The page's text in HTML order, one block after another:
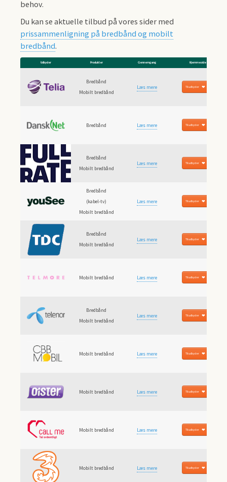
behov.
Du kan se aktuelle tilbud på vores sider med
prissammenligning på bredbånd og mobilt
bredbånd.
Udbyder Produkter Gennemgang Hjemmeside
Bredbånd
Mobilt bredbånd
Læs mere Til udbyder
Bredbånd Læs mere Til udbyder
Bredbånd
Mobilt bredbånd
Læs mere Til udbyder
Bredbånd
(kabel-tv)
Mobilt bredbånd
Læs mere Til udbyder
Bredbånd
Mobilt bredbånd
Læs mere Til udbyder
Mobilt bredbånd Læs mere Til udbyder
Bredbånd
Mobilt bredbånd
Læs mere Til udbyder
Mobilt bredbånd Læs mere Til udbyder
Mobilt bredbånd Læs mere Til udbyder
Mobilt bredbånd Læs mere Til udbyder
Mobilt bredbånd Læs mere Til udbyder